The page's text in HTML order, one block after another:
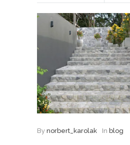
By norbert_karolak In blog